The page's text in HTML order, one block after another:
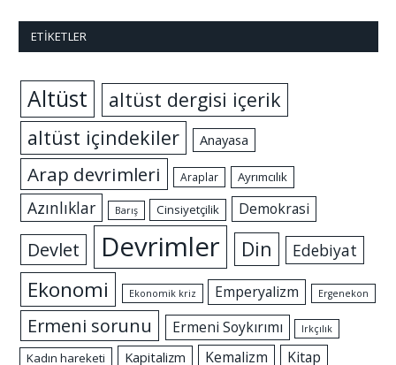
ETIKETLER
Altüst
altüst dergisi içerik
altüst içindekiler
Anayasa
Arap devrimleri Araplar Ayrımcılık
Azınlıklar Barış Cinsiyetçilik Demokrasi
Devlet Devrimler Din Edebiyat
Ekonomi Ekonomik kriz Emperyalizm Ergenekon
Ermeni sorunu Ermeni Soykırımı Irkçılık
Kadın hareketi Kapitalizm Kemalizm Kitap